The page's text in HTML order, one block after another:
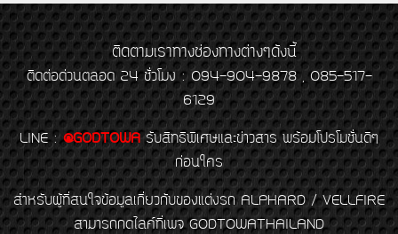
ติดตามเราทางช่องทางต่างๆดังนี้
ติดต่อด่วนตลอด 24 ชั่วโมง : 094-904-9878 , 085-517-
6129
LINE : @GODTOWA รับสิทธิพิเศษและข่าวสาร พร้อมโปรโมชั่นดีๆ
ก่อนใคร
สำหรับผู้ที่สนใจข้อมูลเกี่ยวกับของแต่งรถ ALPHARD / VELLFIRE
สามารถกดไลค์ที่เพจ GODTOWATHAILAND